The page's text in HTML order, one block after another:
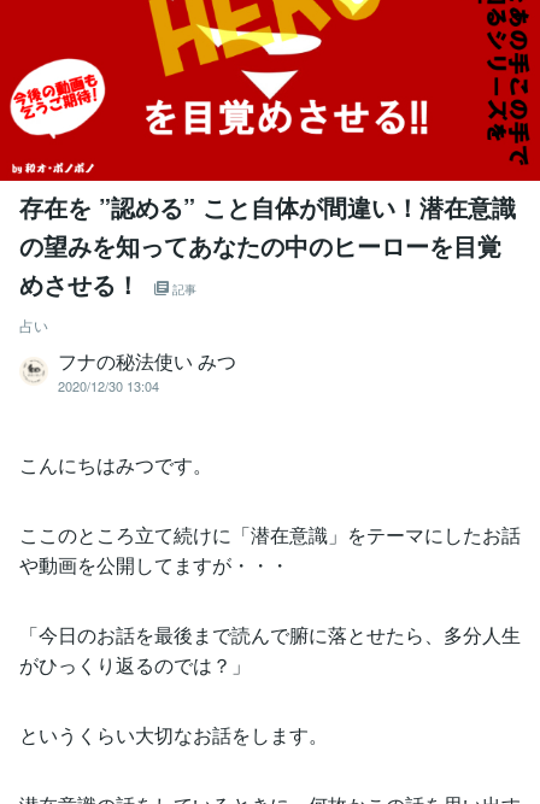
存在を ”認める” こと自体が間違い！潜在意識
の望みを知ってあなたの中のヒーローを目覚
めさせる！
記事
占い
フナの秘法使い みつ
2020/12/30 13:04
こんにちはみつです。
ここのところ立て続けに「潜在意識」をテーマにしたお話
や動画を公開してますが・・・
「今日のお話を最後まで読んで腑に落とせたら、多分人生
がひっくり返るのでは？」
というくらい大切なお話をします。